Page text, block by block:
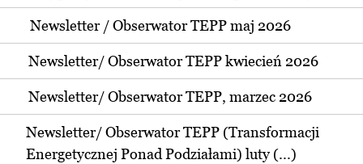
Newsletter / Obserwator TEPP maj 2026
Newsletter/ Obserwator TEPP kwiecień 2026
Newsletter/ Obserwator TEPP, marzec 2026
Newsletter/ Obserwator TEPP (Transformacji
Energetycznej Ponad Podziałami) luty (...)